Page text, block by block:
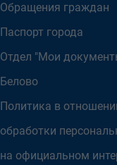
Обращения граждан
Паспорт города
Отдел "Мои
Белово
Политика в
обработки
на официальном